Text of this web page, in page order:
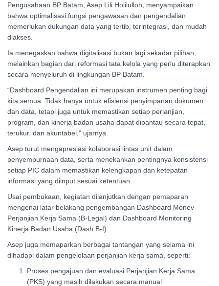
Pengusahaan BP Batam, Asep Lili Holilulloh, menyampaikan
bahwa optimalisasi fungsi pengawasan dan pengendalian
memerlukan dukungan data yang tertib, terintegrasi, dan mudah
diakses.
Ia menegaskan bahwa digitalisasi bukan lagi sekadar pilihan,
melainkan bagian dari reformasi tata kelola yang perlu diterapkan
secara menyeluruh di lingkungan BP Batam.
“Dashboard Pengendalian ini merupakan instrumen penting bagi
kita semua. Tidak hanya untuk efisiensi penyimpanan dokumen
dan data, tetapi juga untuk memastikan setiap perjanjian,
program, dan kinerja badan usaha dapat dipantau secara tepat,
terukur, dan akuntabel,” ujarnya.
Asep turut mengapresiasi kolaborasi lintas unit dalam
penyempurnaan data, serta menekankan pentingnya konsistensi
setiap PIC dalam memastikan kelengkapan dan ketepatan
informasi yang diinput sesuai ketentuan.
Usai pembukaan, kegiatan dilanjutkan dengan pemaparan
mengenai latar belakang pengembangan Dashboard Monev
Perjanjian Kerja Sama (B-Legal) dan Dashboard Monitoring
Kinerja Badan Usaha (Dash B-I).
Asep juga memaparkan berbagai tantangan yang selama ini
dihadapi dalam pengelolaan perjanjian kerja sama, seperti:
Proses pengajuan dan evaluasi Perjanjian Kerja Sama
(PKS) yang masih dilakukan secara manual